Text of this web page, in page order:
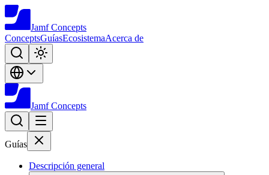
Jamf Concepts
ConceptsGuíasEcosistemaAcerca de
Jamf Concepts
Guías
Descripción general